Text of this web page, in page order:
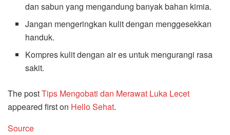
dan sabun yang mengandung banyak bahan kimia.
Jangan mengeringkan kulit dengan menggesekkan
handuk.
Kompres kulit dengan air es untuk mengurangi rasa
sakit.
The postTips Mengobati dan Merawat Luka Lecet
appeared first on Hello Sehat.
Source